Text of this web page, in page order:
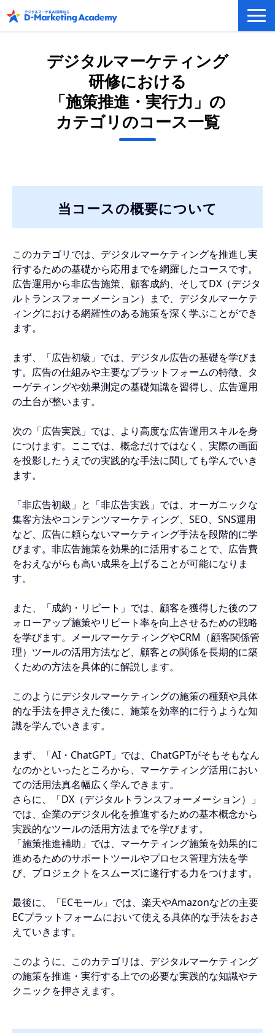
eラーニングシステム
カリキュラム例/事例
無料プラン/キャンペーン/特集
会社概要
デジタルマーケティング
研修における
「施策推進・実行力」の
カテゴリのコース一覧
当コースの概要について
このカテゴリでは、デジタルマーケティングを推進し実
行するための基礎から応用までを網羅したコースです。
広告運用から非広告施策、顧客成約、そしてDX（デジタ
ルトランスフォーメーション）まで、デジタルマーケテ
ィングにおける網羅性のある施策を深く学ぶことができ
ます。
まず、「広告初級」では、デジタル広告の基礎を学びま
す。広告の仕組みや主要なプラットフォームの特徴、タ
ーゲティングや効果測定の基礎知識を習得し、広告運用
の土台が整います。
次の「広告実践」では、より高度な広告運用スキルを身
につけます。ここでは、概念だけではなく、実際の画面
を投影したうえでの実践的な手法に関しても学んでいき
ます。
「非広告初級」と「非広告実践」では、オーガニックな
集客方法やコンテンツマーケティング、SEO、SNS運用
など、広告に頼らないマーケティング手法を段階的に学
びます。非広告施策を効果的に活用することで、広告費
をおえながらも高い成果を上げることが可能になりま
す。
また、「成約・リピート」では、顧客を獲得した後のフ
ォローアップ施策やリピート率を向上させるための戦略
を学びます。メールマーケティングやCRM（顧客関係管
理）ツールの活用方法など、顧客との関係を長期的に築
くための方法を具体的に解説します。
このようにデジタルマーケティングの施策の種類や具体
的な手法を押さえた後に、施策を効率的に行うような知
識を学んでいきます。
まず、「AI・ChatGPT」では、ChatGPTがそもそもなん
なのかといったところから、マーケティング活用におい
ての活用法真名幅広く学んできます。
さらに、「DX（デジタルトランスフォーメーション）」
では、企業のデジタル化を推進するための基本概念から
実践的なツールの活用方法までを学びます。
「施策推進補助」では、マーケティング施策を効果的に
進めるためのサポートツールやプロセス管理方法を学
び、プロジェクトをスムーズに遂行する力をつけます。
最後に、「ECモール」では、楽天やAmazonなどの主要
ECプラットフォームにおいて使える具体的な手法をおさ
えていきます。
このように、このカテゴリは、デジタルマーケティング
の施策を推進・実行する上での必要な実践的な知識やテ
クニックを押さえます。